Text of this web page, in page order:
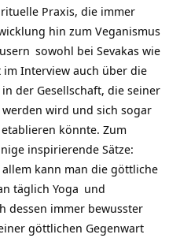
Praxis, die immer
hin zum Veganismus
sowohl bei Sevakas wie
im Interview auch über die
der Gesellschaft, die seiner
wird und sich sogar
könnte. Zum
inspirierende Sätze:
kann man die göttliche
täglich Yoga und
dessen immer bewusster
göttlichen Gegenwart